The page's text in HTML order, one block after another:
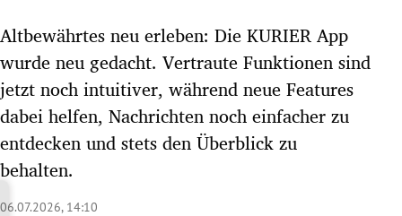
Untermenü
Untermenü
Altbewährtes neu erleben: Die KURIER App
wurde neu gedacht. Vertraute Funktionen sind
jetzt noch intuitiver, während neue Features
dabei helfen, Nachrichten noch einfacher zu
entdecken und stets den Überblick zu
behalten.
06.07.2026, 14:10